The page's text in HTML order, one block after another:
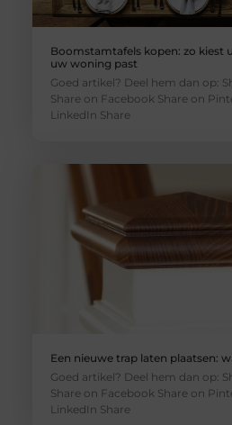
Boomstamtafels kopen: zo kiest
uw woning past
Goed artikel? Deel hem dan op:
Share on Facebook Share on
LinkedIn Share
Een nieuwe trap laten plaatsen:
Goed artikel? Deel hem dan op:
Share on Facebook Share on
LinkedIn Share